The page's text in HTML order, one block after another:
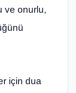
ve onurlu,
için dua